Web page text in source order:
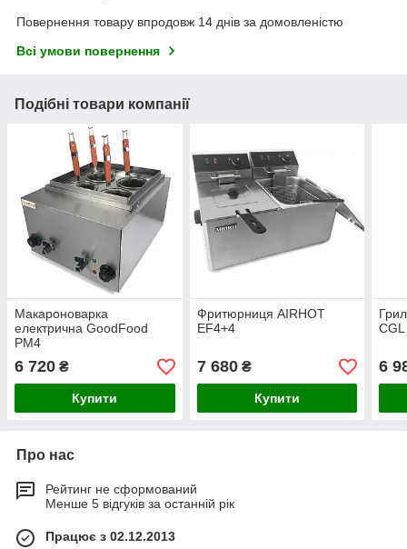
Повернення товару впродовж 14 днів за домовленістю
Всі умови повернення
Подібні товари компанії
Макароноварка
електрична GoodFood
PM4
6 720 ₴
Купити
Фритюрниця AIRHOT
EF4+4
7 680₴
Купити
CGL
6
Про нас
Рейтинг не сформований
Менше 5 відгуків за останній рік
Працює з 02.12.2013